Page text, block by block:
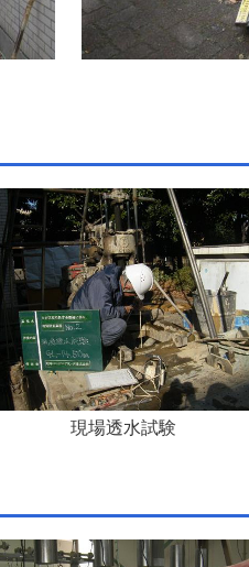
現場透水試験